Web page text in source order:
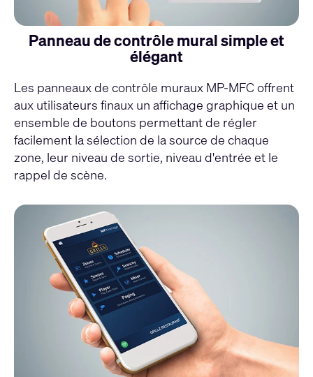
Panneau de contrôle mural simple et
élégant
Les panneaux de contrôle muraux MP-MFC offrent
aux utilisateurs finaux un affichage graphique et un
ensemble de boutons permettant de régler
facilement la sélection de la source de chaque
zone, leur niveau de sortie, niveau d'entrée et le
rappel de scène.